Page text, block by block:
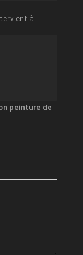
à
peinture de